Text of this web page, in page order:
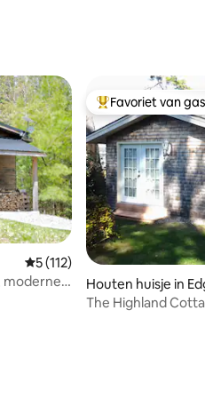
Gemiddelde beoordeling van
5 (112)
moderne
Topfavoriet van
Favoriet van
Houten huisje in
b